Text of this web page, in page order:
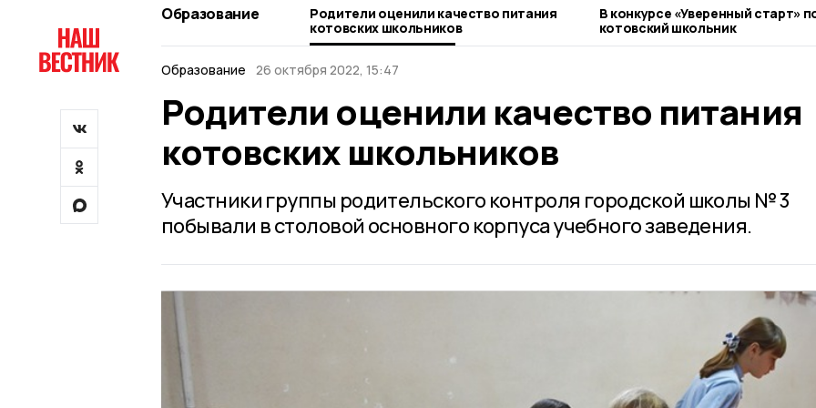
Образование
Родители оценили качество питания
котовских школьников
В конкурсе «Уверенный старт»
котовский школьник
Образование 26 октября 2022, 15:47
Родители оценили качество питания
котовских школьников
Участники группы родительского контроля городской школы № 3
побывали в столовой основного корпуса учебного заведения.